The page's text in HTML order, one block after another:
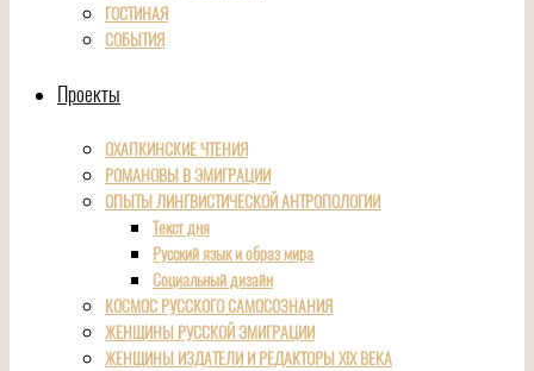
ГОСТИНАЯ
СОБЫТИЯ
Проекты
ОХАПКИНСКИЕ ЧТЕНИЯ
РОМАНОВЫ В ЭМИГРАЦИИ
ОПЫТЫ ЛИНГВИСТИЧЕСКОЙ АНТРОПОЛОГИИ
Текст дня
Русский язык и образ мира
Социальный дизайн
КОСМОС РУССКОГО САМОСОЗНАНИЯ
ЖЕНЩИНЫ РУССКОЙ ЭМИГРАЦИИ
ЖЕНЩИНЫ ИЗДАТЕЛИ И РЕДАКТОРЫ XIX ВЕКА